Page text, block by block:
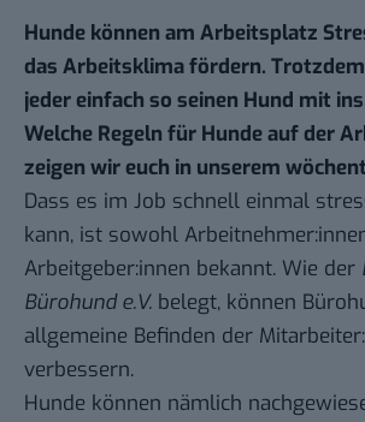
Hunde können am Arbeitsplatz
das Arbeitsklima fördern.
jeder einfach so seinen Hund mit
Welche Regeln für Hunde auf der
zeigen wir euch in unserem
Dass es im Job schnell einmal
kann, ist sowohl
Arbeitgeber:innen bekannt. Wie der
Bürohund e.V. belegt, können
allgemeine Befinden der
verbessern.
Hunde können nämlich